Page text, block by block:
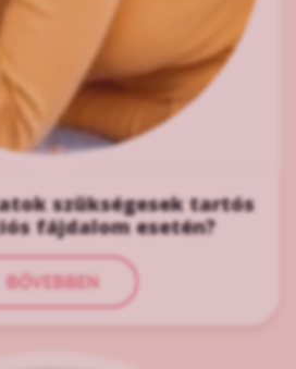
szükségesek tartós
fájdalom esetén?
BŐVEBBEN